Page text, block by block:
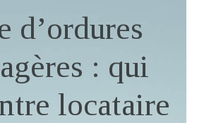
d’ordures
: qui
locataire